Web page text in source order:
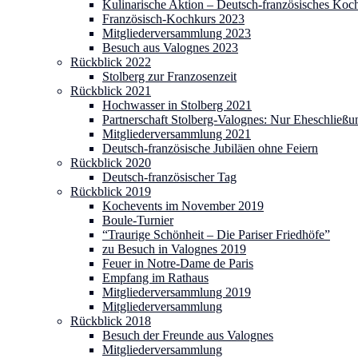
Kulinarische Aktion – Deutsch-französisches
Französisch-Kochkurs 2023
Mitgliederversammlung 2023
Besuch aus Valognes 2023
Rückblick 2022
Stolberg zur Franzosenzeit
Rückblick 2021
Hochwasser in Stolberg 2021
Partnerschaft Stolberg-Valognes: Nur
Mitgliederversammlung 2021
Deutsch-französische Jubiläen ohne Feiern
Rückblick 2020
Deutsch-französischer Tag
Rückblick 2019
Kochevents im November 2019
Boule-Turnier
“Traurige Schönheit – Die Pariser Friedhöfe”
zu Besuch in Valognes 2019
Feuer in Notre-Dame de Paris
Empfang im Rathaus
Mitgliederversammlung 2019
Mitgliederversammlung
Rückblick 2018
Besuch der Freunde aus Valognes
Mitgliederversammlung